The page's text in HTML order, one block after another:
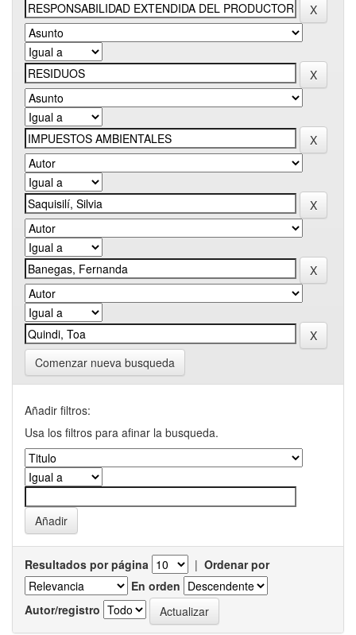
Comenzar nueva busqueda
Añadir filtros:
Usa los filtros para afinar la busqueda.
Resultados por página | Ordenar por
En orden
Autor/registro